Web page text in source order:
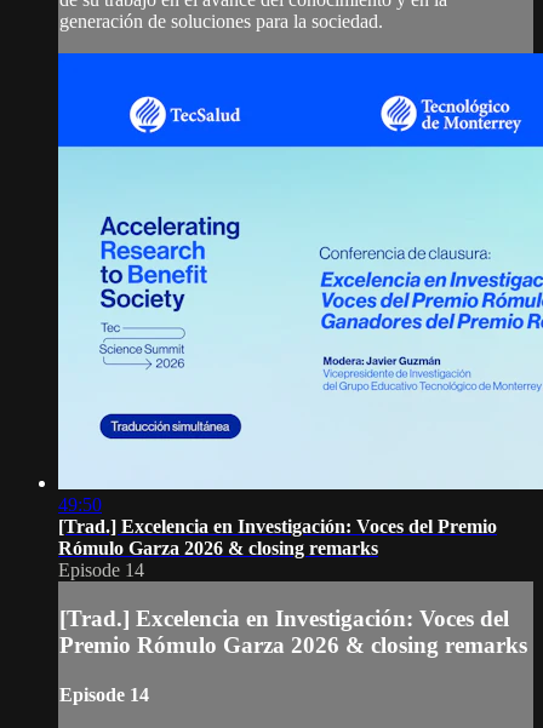
generación de soluciones para la sociedad.
49:50
[Trad.] Excelencia en Investigación: Voces del Premio
Rómulo Garza 2026 & closing remarks
Episode 14
[Trad.] Excelencia en Investigación: Voces del
Premio Rómulo Garza 2026 & closing remarks
Episode 14